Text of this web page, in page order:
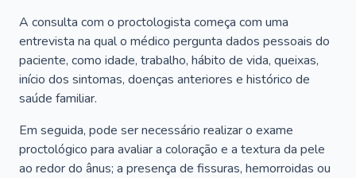
A consulta com o proctologista começa com uma
entrevista na qual o médico pergunta dados pessoais do
paciente, como idade, trabalho, hábito de vida, queixas,
início dos sintomas, doenças anteriores e histórico de
saúde familiar.
Em seguida, pode ser necessário realizar o exame
proctológico para avaliar a coloração e a textura da pele
ao redor do ânus; a presença de fissuras, hemorroidas ou